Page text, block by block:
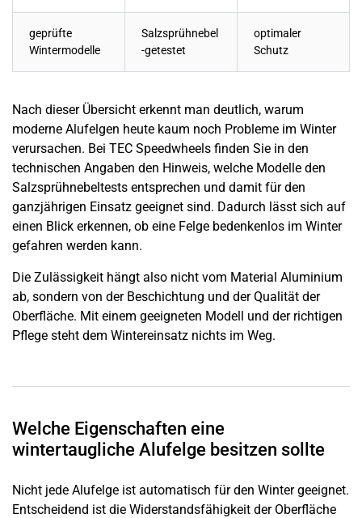
geprüfte
Wintermodelle
Salzsprühnebel
-getestet
optimaler
Schutz
Nach dieser Übersicht erkennt man deutlich, warum
moderne Alufelgen heute kaum noch Probleme im Winter
verursachen. Bei TEC Speedwheels finden Sie in den
technischen Angaben den Hinweis, welche Modelle den
Salzsprühnebeltests entsprechen und damit für den
ganzjährigen Einsatz geeignet sind. Dadurch lässt sich auf
einen Blick erkennen, ob eine Felge bedenkenlos im Winter
gefahren werden kann.
Die Zulässigkeit hängt also nicht vom Material Aluminium
ab, sondern von der Beschichtung und der Qualität der
Oberfläche. Mit einem geeigneten Modell und der richtigen
Pflege steht dem Wintereinsatz nichts im Weg.
Welche Eigenschaften eine
wintertaugliche Alufelge besitzen sollte
Nicht jede Alufelge ist automatisch für den Winter geeignet.
Entscheidend ist die Widerstandsfähigkeit der Oberfläche